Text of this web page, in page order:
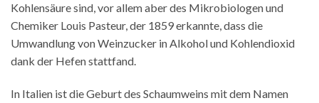
Kohlensäure sind, vor allem aber des Mikrobiologen und
Chemiker Louis Pasteur, der 1859 erkannte, dass die
Umwandlung von Weinzucker in Alkohol und Kohlendioxid
dank der Hefen stattfand.
In Italien ist die Geburt des Schaumweins mit dem Namen